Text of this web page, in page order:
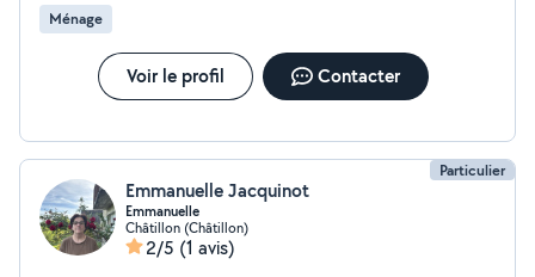
Ménage
Voir le profil Contacter
Particulier
Emmanuelle Jacquinot
Emmanuelle
Châtillon (Châtillon)
2/5 (1 avis)